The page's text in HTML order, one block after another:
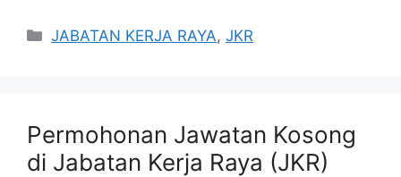
Categories
JABATAN KERJA RAYA,JKR
Permohonan Jawatan Kosong
di Jabatan Kerja Raya (JKR)